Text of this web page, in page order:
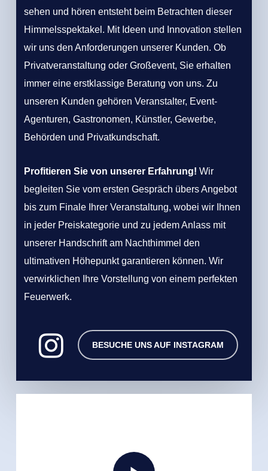
sehen und hören entsteht beim Betrachten dieser
Himmelsspektakel. Mit Ideen und Innovation stellen
wir uns den Anforderungen unserer Kunden. Ob
Privatveranstaltung oder Großevent, Sie erhalten
immer eine erstklassige Beratung von uns. Zu
unseren Kunden gehören Veranstalter, Event-
Agenturen, Gastronomen, Künstler, Gewerbe,
Behörden und Privatkundschaft.
Profitieren Sie von unserer Erfahrung! Wir
begleiten Sie vom ersten Gespräch übers Angebot
bis zum Finale Ihrer Veranstaltung, wobei wir Ihnen
in jeder Preiskategorie und zu jedem Anlass mit
unserer Handschrift am Nachthimmel den
ultimativen Höhepunkt garantieren können. Wir
verwirklichen Ihre Vorstellung von einem perfekten
Feuerwerk.
BESUCHE UNS AUF INSTAGRAM
Play Video
Play Video